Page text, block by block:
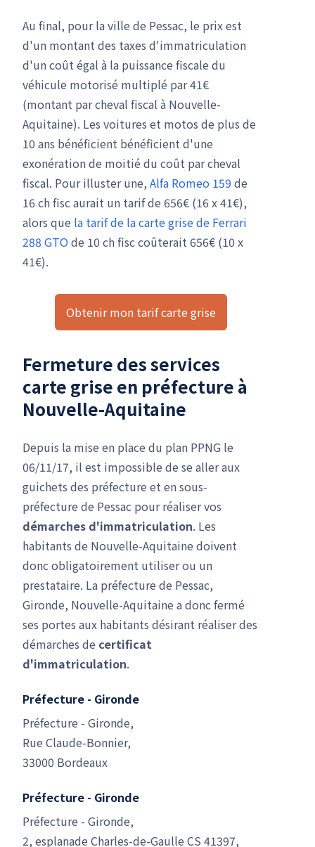
Au final, pour la ville de Pessac, le prix est
d'un montant des taxes d'immatriculation
d'un coût égal à la puissance fiscale du
véhicule motorisé multiplé par 41€
(montant par cheval fiscal à Nouvelle-
Aquitaine). Les voitures et motos de plus de
10 ans bénéficient bénéficient d'une
exonération de moitié du coût par cheval
fiscal. Pour illuster une, Alfa Romeo 159 de
16 ch fisc aurait un tarif de 656€ (16 x 41€),
alors que la tarif de la carte grise de Ferrari
288 GTO de 10 ch fisc coûterait 656€ (10 x
41€).
Obtenir mon tarif carte grise
Fermeture des services
carte grise en préfecture à
Nouvelle-Aquitaine
Depuis la mise en place du plan PPNG le
06/11/17, il est impossible de se aller aux
guichets des préfecture et en sous-
préfecture de Pessac pour réaliser vos
démarches d'immatriculation. Les
habitants de Nouvelle-Aquitaine doivent
donc obligatoirement utiliser ou un
prestataire. La préfecture de Pessac,
Gironde, Nouvelle-Aquitaine a donc fermé
ses portes aux habitants désirant réaliser des
démarches de certificat
d'immatriculation.
Préfecture - Gironde
Préfecture - Gironde,
Rue Claude-Bonnier,
33000 Bordeaux
Préfecture - Gironde
Préfecture - Gironde,
2, esplanade Charles-de-Gaulle CS 41397,